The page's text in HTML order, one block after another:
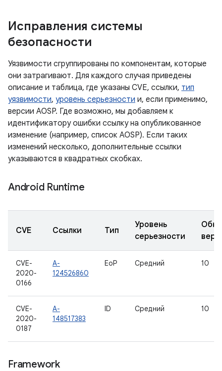
Исправления системы
безопасности
Уязвимости сгруппированы по компонентам, которые
они затрагивают. Для каждого случая приведены
описание и таблица, где указаны CVE, ссылки, тип
уязвимости, уровень серьезности и, если применимо,
версии AOSP. Где возможно, мы добавляем к
идентификатору ошибки ссылку на опубликованное
изменение (например, список AOSP). Если таких
изменений несколько, дополнительные ссылки
указываются в квадратных скобках.
Android Runtime
CVE Ссылки Тип
Уровень
серьезности
CVE-
2020-
0166
A-
124526860
EoP Средний 10
CVE-
2020-
0187
A-
148517383
ID Средний 10
Framework